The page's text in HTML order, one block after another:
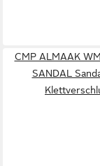
CMP ALMAAK
SANDAL